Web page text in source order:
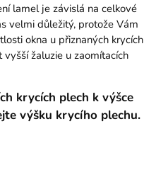
lamel je závislá na celkové
velmi důležitý, protože Vám
okna u přiznaných krycích
žaluzie u zaomítacích
krycích plech k výšce
výšku krycího plechu.